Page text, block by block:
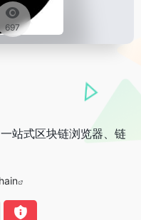
697
站式区块链浏览器、链